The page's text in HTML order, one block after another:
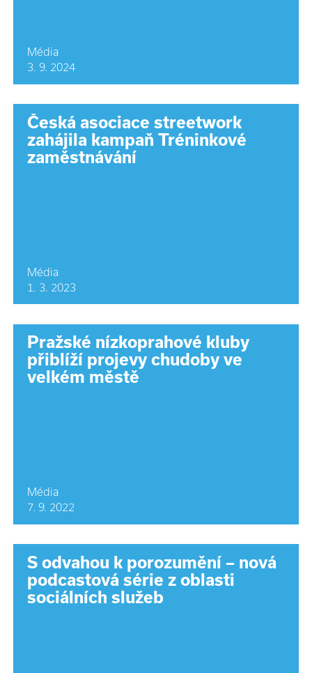
Média
3. 9. 2024
Česká asociace streetwork
zahájila kampaň Tréninkové
zaměstnávání
Média
1. 3. 2023
Pražské nízkoprahové kluby
přiblíží projevy chudoby ve
velkém městě
Média
7. 9. 2022
S odvahou k porozumění – nová
podcastová série z oblasti
sociálních služeb